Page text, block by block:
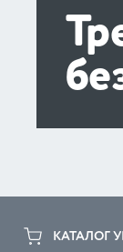
КАТАЛОГ